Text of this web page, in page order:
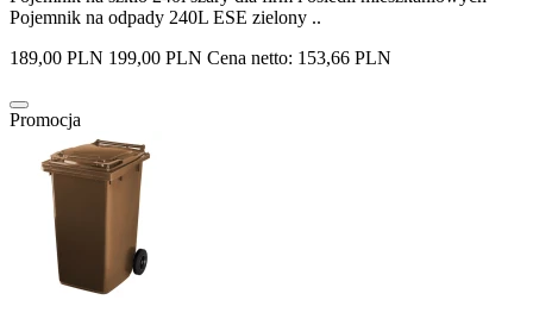
Pojemnik na odpady 240L ESE zielony ..
189,00 PLN 199,00 PLN Cena netto: 153,66 PLN
Promocja